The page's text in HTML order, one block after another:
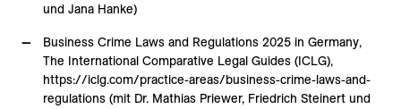
und Jana Hanke)
Business Crime Laws and Regulations 2025 in Germany,
The International Comparative Legal Guides (ICLG),
https://iclg.com/practice-areas/business-crime-laws-and-
regulations (mit Dr. Mathias Priewer, Friedrich Steinert und